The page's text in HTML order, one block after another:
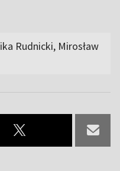
Rudnicki, Mirosław